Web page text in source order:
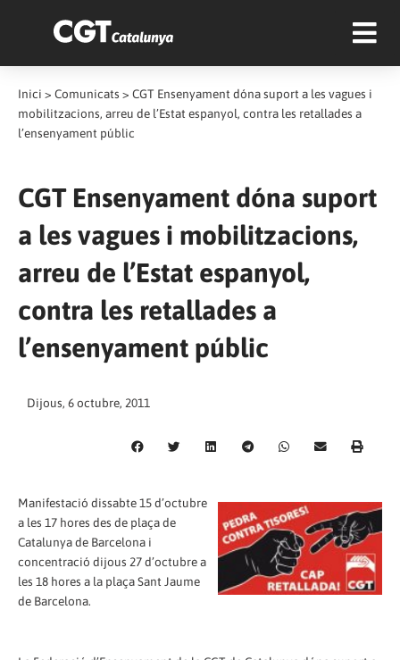
Inici > Comunicats > CGT Ensenyament dóna suport a les vagues i
mobilitzacions, arreu de l’Estat espanyol, contra les retallades a
l’ensenyament públic
CGT Ensenyament dóna suport
a les vagues i mobilitzacions,
arreu de l’Estat espanyol,
contra les retallades a
l’ensenyament públic
Dijous, 6 octubre, 2011
Manifestació dissabte 15 d’octubre
a les 17 hores des de plaça de
Catalunya de Barcelona i
concentració dijous 27 d’octubre a
les 18 hores a la plaça Sant Jaume
de Barcelona.